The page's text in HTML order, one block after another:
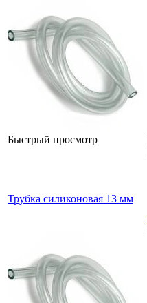
Быстрый просмотр
Трубка силиконовая 13 мм